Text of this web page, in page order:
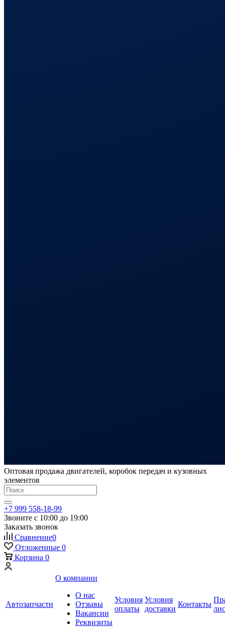
Оптовая продажа двигателей, коробок передач и кузовных
элементов
+7 999 558-18-99
Звоните с 10:00 до 19:00
Заказать звонок
Сравнение0
Отложенные 0
Корзина 0
Автозапчасти
О компании
О нас
Отзывы
Вакансии
Реквизиты
Условия
оплаты
Условия
доставки
Контакты